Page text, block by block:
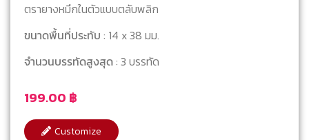
199.00 ฿
ตรายางหมึกในตัวแบบตลับพลิก
ขนาดพื้นที่ประทับ : 14 x 38 มม.
จำนวนบรรทัดสูงสุด: 3 บรรทัด
Customize